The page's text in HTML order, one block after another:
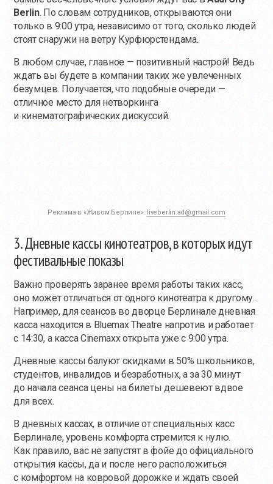
Berlin. По словам сотрудников, открываются они
только в 9:00 утра, независимо от того, сколько людей
стоят снаружи на ветру Курфюрстендама.
В любом случае, главное — позитивный настрой! Ведь
ждать вы будете в компании таких же увлеченных
безумцев. Получается, что подобные очереди —
отличное место для нетворкинга
и кинематографических дискуссий.
Реклама в «Живом Берлине»: liveberlin.ad@gmail.com
3. Дневные кассы кинотеатров, в которых идут
фестивальные показы
Важно проверять заранее время работы таких касс,
оно может отличаться от одного кинотеатра к другому.
Например, для сеансов во дворце Берлинале дневная
касса находится в Bluemax Theatre напротив и работает
с 14:30, а касса Cinemaxx открыта уже с 9:00 утра.
Дневные кассы балуют скидками в 50% школьников,
студентов, инвалидов и безработных, а за 30 минут
до начала сеанса цены на билеты дешевеют вдвое
для всех.
В дневных кассах, в отличие от специальных касс
Берлинале, уровень комфорта стремится к нулю.
Как правило, вас не запустят в фойе до официального
открытия кассы, да и после него расположиться
с комфортом на ковровой дорожке и ждать своей